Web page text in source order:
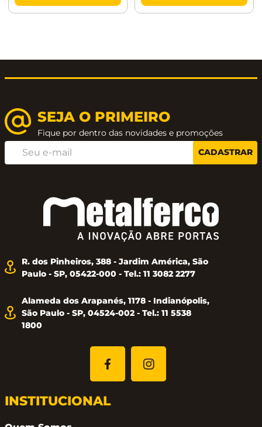
Sistema Sifonado;
ACOMPANHA GRADE RETENTORA;
Instruções de instalação:
Verificar queda d'água. Ela deve ser no sentido do
Posicionar a base do ralo e escolher a saída para a
caixa de esgoto. Furar na laterla ou na face inferior;
Nivelar o piso, respeitando a distência de 3mm
entre o revestimento e a tampa do ralo.
A garantia do produto é váilda para todo o território
SEJA O PRIMEIRO
Fique por dentro das novidades e promoções
CADASTRAR
R. dos Pinheiros, 388 - Jardim América, São
Paulo - SP, 05422-000 - Tel.: 11 3082 2277
Alameda dos Arapanés, 1178 - Indianópolis,
São Paulo - SP, 04524-002 - Tel.: 11 5538
1800
INSTITUCIONAL